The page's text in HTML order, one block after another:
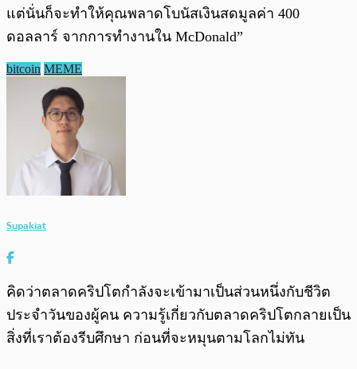
แต่นั่นก็จะทำให้คุณพลาดโบนัสเงินสดมูลค่า 400
ดอลลาร์ จากการทำงานใน McDonald”
bitcoin MEME
Supakiat
คิดว่าตลาดคริปโตกำลังจะเข้ามาเป็นส่วนหนึ่งกับชีวิต
ประจำวันของผู้คน ความรู้เกี่ยวกับตลาดคริปโตกลายเป็น
สิ่งที่เราต้องรีบศึกษา ก่อนที่จะหมุนตามโลกไม่ทัน